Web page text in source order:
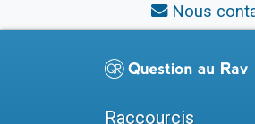
Nous
Raccourcis